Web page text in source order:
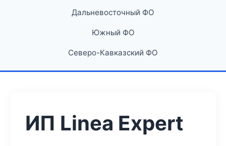
Дальневосточный ФО
Южный ФО
Северо-Кавказский ФО
ИП Linea Expert